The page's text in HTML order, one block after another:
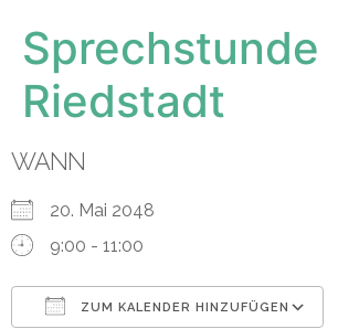
Sprechstunde
Riedstadt
WANN
20. Mai 2048
9:00 - 11:00
ZUM KALENDER HINZUFÜGEN